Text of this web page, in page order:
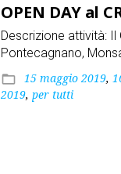
OPEN DAY al
Descrizione attività:
Pontecagnano,
folder_open 15 maggio 2019,
2019, per tutti